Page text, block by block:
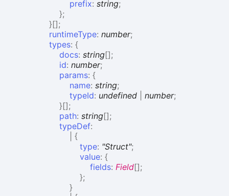
prefix: string;
};
}[];
runtimeType: number;
types: {
docs: string[];
id: number;
params: {
name: string;
typeId: undefined number;
}[];
path: string[];
typeDef:
{
type: "Struct";
value: {
fields: Field[];
};
}